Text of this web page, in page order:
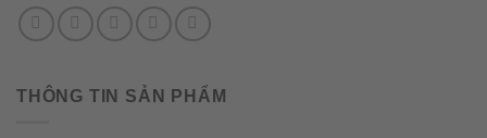
THÔNG TIN SẢN PHẨM